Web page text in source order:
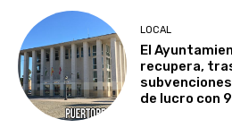
LOCAL
El
recupera,
de lucro con